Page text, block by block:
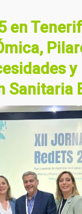
en
y
Sanitaria